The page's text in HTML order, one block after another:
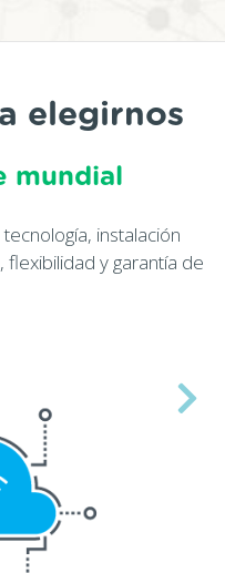
elegirnos
mundial
instalación
y garantía de